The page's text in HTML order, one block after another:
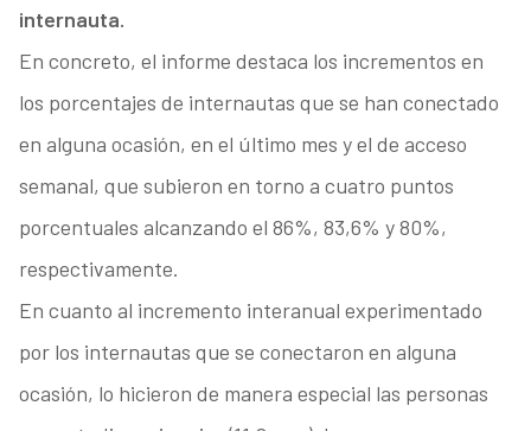
internauta.
En concreto, el informe destaca los incrementos en
los porcentajes de internautas que se han conectado
en alguna ocasión, en el último mes y el de acceso
semanal, que subieron en torno a cuatro puntos
porcentuales alcanzando el 86%, 83,6% y 80%,
respectivamente.
En cuanto al incremento interanual experimentado
por los internautas que se conectaron en alguna
ocasión, lo hicieron de manera especial las personas